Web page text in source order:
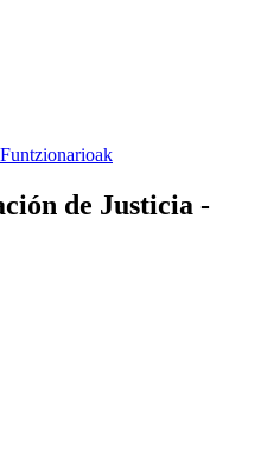
de Justicia -